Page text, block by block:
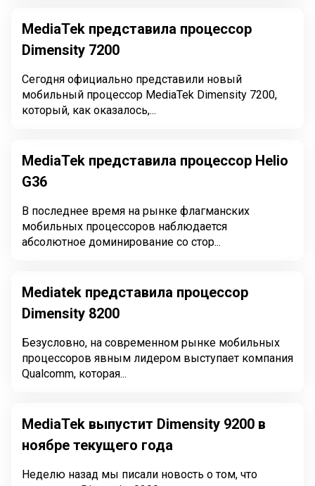
MediaTek представила процессор
Dimensity 7200
Сегодня официально представили новый
мобильный процессор MediaTek Dimensity 7200,
который, как оказалось,...
MediaTek представила процессор Helio
G36
В последнее время на рынке флагманских
мобильных процессоров наблюдается
абсолютное доминирование со стор...
Mediatek представила процессор
Dimensity 8200
Безусловно, на современном рынке мобильных
процессоров явным лидером выступает компания
Qualcomm, которая...
MediaTek выпустит Dimensity 9200 в
ноябре текущего года
Неделю назад мы писали новость о том, что